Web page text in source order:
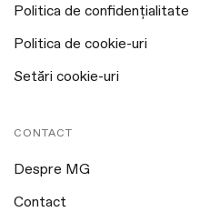
Politica de confidențialitate
Politica de cookie-uri
Setări cookie-uri
CONTACT
Despre MG
Contact